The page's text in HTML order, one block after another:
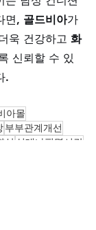
면, 골드비아가
욱 건강하고 화
신뢰할 수 있
.
아몰
부부관계개선
상 실데나필몇시간